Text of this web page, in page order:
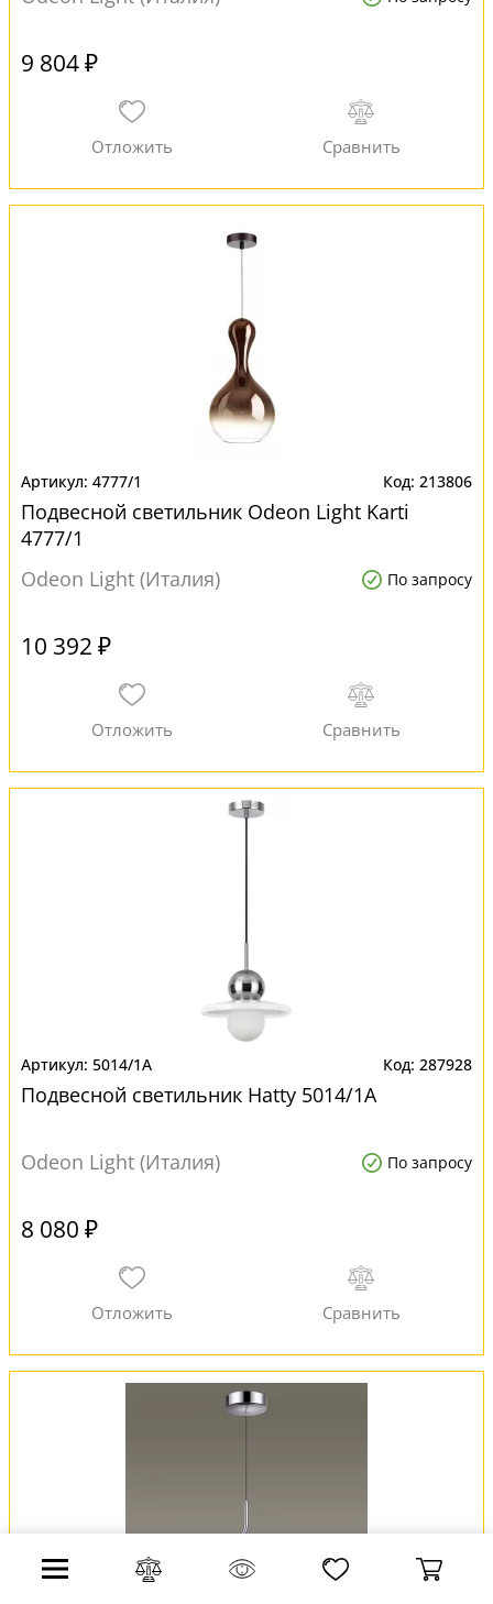
9 804 ₽
4777/1 213806
Подвесной светильник Odeon Light Karti
4777/1
Odeon Light (Италия)
По запросу
10 392 ₽
5014/1A 287928
Подвесной светильник Hatty 5014/1A
Odeon Light (Италия) По запросу
8 080 ₽